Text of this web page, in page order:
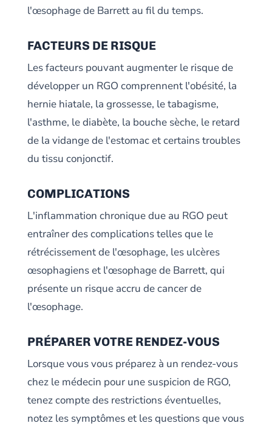
l'œsophage de Barrett au fil du temps.
FACTEURS DE RISQUE
Les facteurs pouvant augmenter le risque de
développer un RGO comprennent l'obésité, la
hernie hiatale, la grossesse, le tabagisme,
l'asthme, le diabète, la bouche sèche, le retard
de la vidange de l'estomac et certains troubles
du tissu conjonctif.
COMPLICATIONS
L'inflammation chronique due au RGO peut
entraîner des complications telles que le
rétrécissement de l'œsophage, les ulcères
œsophagiens et l'œsophage de Barrett, qui
présente un risque accru de cancer de
l'œsophage.
PRÉPARER VOTRE RENDEZ-VOUS
Lorsque vous vous préparez à un rendez-vous
chez le médecin pour une suspicion de RGO,
tenez compte des restrictions éventuelles,
notez les symptômes et les questions que vous